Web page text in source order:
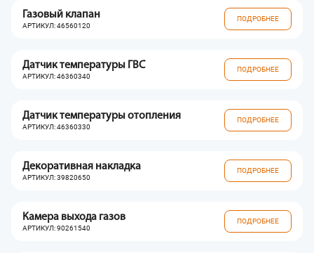
Газовый клапан
АРТИКУЛ: 46560120
ПОДРОБНЕЕ
Датчик температуры ГВС
АРТИКУЛ: 46360340
ПОДРОБНЕЕ
Датчик температуры отопления
АРТИКУЛ: 46360330
ПОДРОБНЕЕ
Декоративная накладка
АРТИКУЛ: 39820650
ПОДРОБНЕЕ
Камера выхода газов
АРТИКУЛ: 90261540
ПОДРОБНЕЕ